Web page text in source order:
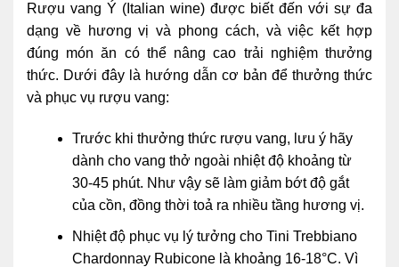
Rượu vang Ý (Italian wine) được biết đến với sự đa
dạng về hương vị và phong cách, và việc kết hợp
đúng món ăn có thể nâng cao trải nghiệm thưởng
thức. Dưới đây là hướng dẫn cơ bản để thưởng thức
và phục vụ rượu vang:
Trước khi thưởng thức rượu vang, lưu ý hãy
dành cho vang thở ngoài nhiệt độ khoảng từ
30-45 phút. Như vậy sẽ làm giảm bớt độ gắt
của cồn, đồng thời toả ra nhiều tầng hương vị.
Nhiệt độ phục vụ lý tưởng cho Tini Trebbiano
Chardonnay Rubicone là khoảng 16-18°C. Vì